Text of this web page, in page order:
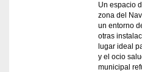
Un espacio
zona del
un entorno
otras
lugar ideal
y el ocio
municipal